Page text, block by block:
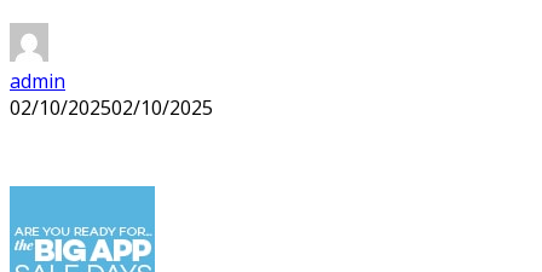
admin
02/10/202502/10/2025